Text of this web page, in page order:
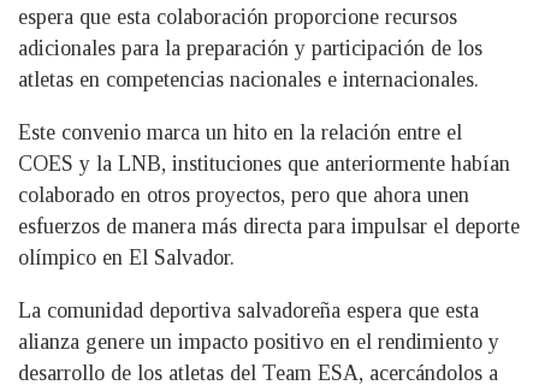
espera que esta colaboración proporcione recursos
adicionales para la preparación y participación de los
atletas en competencias nacionales e internacionales.
Este convenio marca un hito en la relación entre el
COES y la LNB, instituciones que anteriormente habían
colaborado en otros proyectos, pero que ahora unen
esfuerzos de manera más directa para impulsar el deporte
olímpico en El Salvador.
La comunidad deportiva salvadoreña espera que esta
alianza genere un impacto positivo en el rendimiento y
desarrollo de los atletas del Team ESA, acercándolos a